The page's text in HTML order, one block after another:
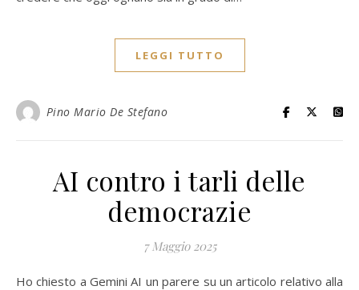
LEGGI TUTTO
Pino Mario De Stefano
AI contro i tarli delle
democrazie
7 Maggio 2025
Ho chiesto a Gemini AI un parere su un articolo relativo alla